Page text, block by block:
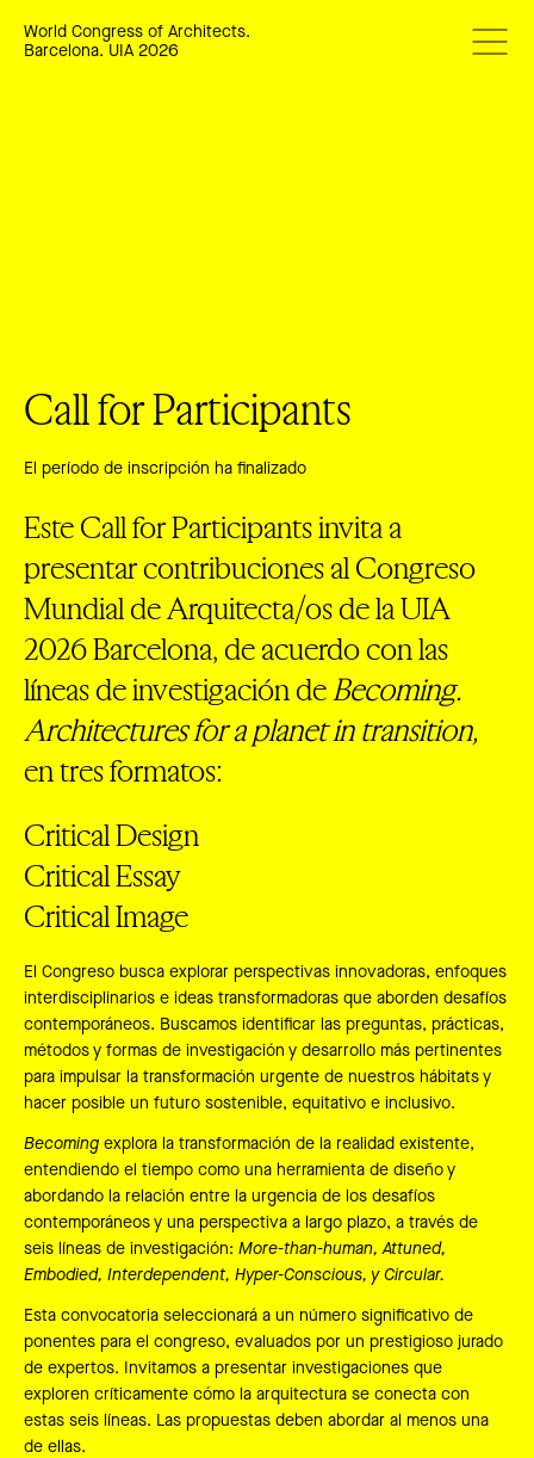
World Congress of Architects.
Barcelona. UIA 2026
Call for Participants
El período de inscripción ha finalizado
Este Call for Participants invita a
presentar contribuciones al Congreso
Mundial de Arquitecta/os de la UIA
2026 Barcelona, de acuerdo con las
líneas de investigación de Becoming.
Architectures for a planet in transition,
en tres formatos:
Critical Design
Critical Essay
Critical Image
El Congreso busca explorar perspectivas innovadoras, enfoques
interdisciplinarios e ideas transformadoras que aborden desafíos
contemporáneos. Buscamos identificar las preguntas, prácticas,
métodos y formas de investigación y desarrollo más pertinentes
para impulsar la transformación urgente de nuestros hábitats y
hacer posible un futuro sostenible, equitativo e inclusivo.
Becoming explora la transformación de la realidad existente,
entendiendo el tiempo como una herramienta de diseño y
abordando la relación entre la urgencia de los desafíos
contemporáneos y una perspectiva a largo plazo, a través de
seis líneas de investigación: More-than-human, Attuned,
Embodied, Interdependent, Hyper-Conscious, y Circular.
Esta convocatoria seleccionará a un número significativo de
ponentes para el congreso, evaluados por un prestigioso jurado
de expertos. Invitamos a presentar investigaciones que
exploren críticamente cómo la arquitectura se conecta con
estas seis líneas. Las propuestas deben abordar al menos una
de ellas.